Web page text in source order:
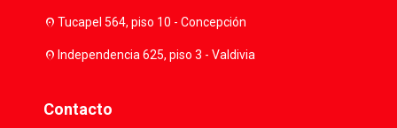
location_onTucapel 564, piso 10 - Concepción
location_onIndependencia 625, piso 3 - Valdivia
Contacto